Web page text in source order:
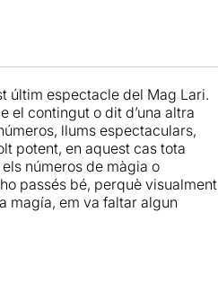
últim espectacle del Mag Lari.
el contingut o dit d’una altra
llums espectaculars,
potent, en aquest cas tota
números de màgia o
passés bé, perquè visualment
magía, em va faltar algun